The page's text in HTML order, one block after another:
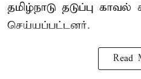
தமிழ்நாடு தடுப்பு
செய்யப்பட்டனர்.
Read